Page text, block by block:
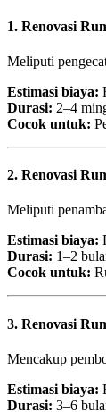
1. Renovasi
Meliputi
Estimasi biaya:
Durasi: 2–4
Cocok untuk:
2. Renovasi
Meliputi
Estimasi biaya:
Durasi: 1–2
Cocok untuk:
3. Renovasi
Mencakup
Estimasi biaya:
Durasi: 3–6